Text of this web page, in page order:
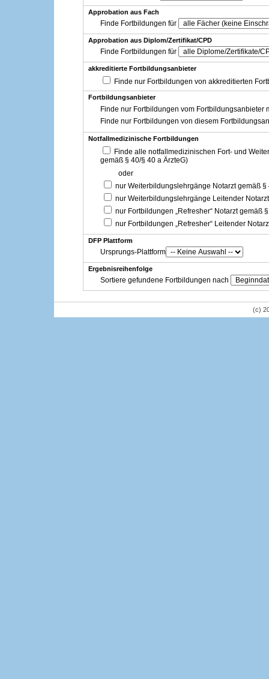
Approbation aus Fach
Finde Fortbildungen für
Approbation aus Diplom/Zertifikat/CPD
Finde Fortbildungen für
akkreditierte Fortbildungsanbieter
Finde nur Fortbildungen von akkreditierten
Fortbildungsanbieter
Finde nur Fortbildungen vom Fortbildungsanbieter
Finde nur Fortbildungen von diesem
Notfallmedizinische Fortbildungen
Finde alle notfallmedizinischen Fort- und
gemäß § 40/§ 40 a ÄrzteG)
oder
nur Weiterbildungslehrgänge Notarzt gemäß §
nur Weiterbildungslehrgänge Leitender
nur Fortbildungen „Refresher“ Notarzt gemäß
nur Fortbildungen „Refresher“ Leitender
DFP Plattform
Ursprungs-Plattform
Ergebnisreihenfolge
Sortiere gefundene Fortbildungen nach
(c)